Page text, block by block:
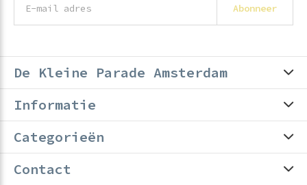
Abonneer
De Kleine Parade Amsterdam
Informatie
Categorieën
Contact